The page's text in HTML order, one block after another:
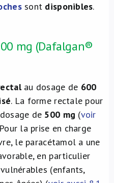
sont disponibles.
mg (Dafalgan®
au dosage de 600
. La forme rectale pour
de 500 mg (voir
la prise en charge
le paracétamol a une
en particulier
(enfants,